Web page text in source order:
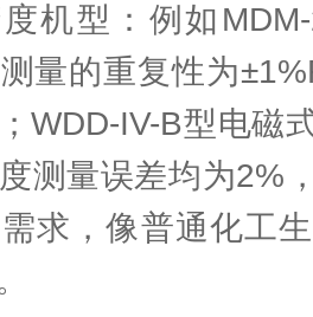
机型：例如
量的重复性为
WDD-IV-B型电磁
测量误差均为2%
求，像普通化工